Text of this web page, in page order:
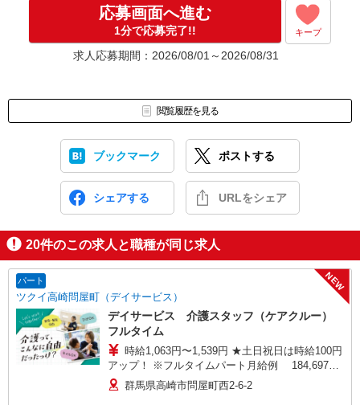
応募画面へ進む
1分で応募完了!! キープ
求人応募期間：2026/08/01～2026/08/31
閲覧履歴を見る
ブックマーク ポストする
シェアする URLをシェア
20件のこの求人と職種が同じ求人
パート
ツクイ高崎問屋町（デイサービス）
NEW
デイサービス 介護スタッフ（ケアクルー）
フルタイム
時給1,063円〜1,539円 ★土日祝日は時給100円
アップ！ ※フルタイムパート月給例 184,697
円〜267,402円 月額賃金は時給× 173.75時間
（月毎に異なる） ※給与幅は資格・経験等による
群馬県高崎市問屋町西2-6-2